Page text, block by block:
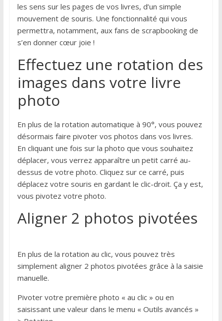
les sens sur les pages de vos livres, d’un simple
mouvement de souris. Une fonctionnalité qui vous
permettra, notamment, aux fans de scrapbooking de
s’en donner cœur joie !
Effectuez une rotation des
images dans votre livre
photo
En plus de la rotation automatique à 90°, vous pouvez
désormais faire pivoter vos photos dans vos livres.
En cliquant une fois sur la photo que vous souhaitez
déplacer, vous verrez apparaître un petit carré au-
dessus de votre photo. Cliquez sur ce carré, puis
déplacez votre souris en gardant le clic-droit. Ça y est,
vous pivotez votre photo.
Aligner 2 photos pivotées
En plus de la rotation au clic, vous pouvez très
simplement aligner 2 photos pivotées grâce à la saisie
manuelle.
Pivoter votre première photo « au clic » ou en
saisissant une valeur dans le menu « Outils avancés »